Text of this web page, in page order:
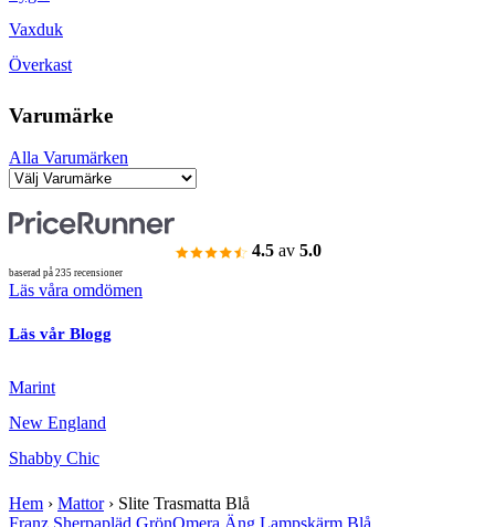
Vaxduk
Överkast
Varumärke
Alla Varumärken
4.5 av 5.0
baserad på 235 recensioner
Läs våra omdömen
Läs vår Blogg
Marint
New England
Shabby Chic
Hem › Mattor› Slite Trasmatta Blå